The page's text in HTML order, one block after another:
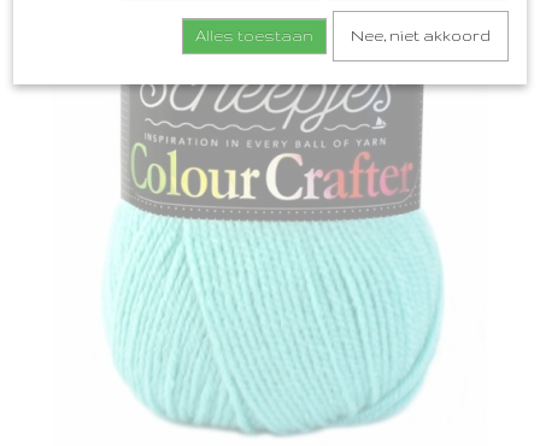
Alles toestaan Nee, niet akkoord